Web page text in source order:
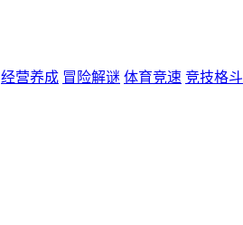
经营养成 冒险解谜 体育竞速 竞技格斗